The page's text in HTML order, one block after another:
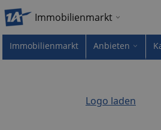
Immobilienmarkt
Immobilienmarkt Anbieten
Logo laden